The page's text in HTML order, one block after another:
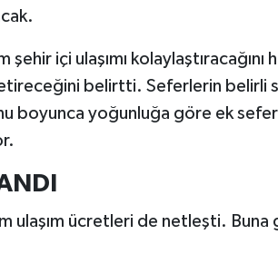
içi ulaşımı kolaylaştıracağını
belirtti. Seferlerin belirli
boyunca yoğunluğa göre ek
ulaşım ücretleri de netleşti. Buna